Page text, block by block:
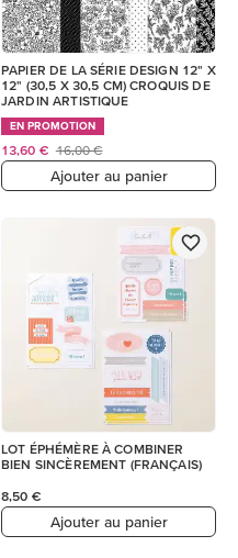
PAPIER DE LA SÉRIE DESIGN 12" X
12" (30,5 X 30,5 CM) CROQUIS DE
JARDIN ARTISTIQUE
EN PROMOTION
13,60 € 16,00 €
Ajouter au panier
LOT ÉPHÉMÈRE À COMBINER
BIEN SINCÈREMENT (FRANÇAIS)
8,50 €
Ajouter au panier